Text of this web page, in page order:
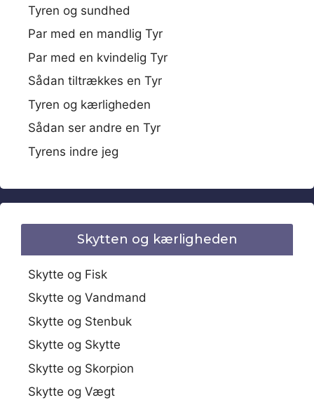
Tyren og sundhed
Par med en mandlig Tyr
Par med en kvindelig Tyr
Sådan tiltrækkes en Tyr
Tyren og kærligheden
Sådan ser andre en Tyr
Tyrens indre jeg
Skytten og kærligheden
Skytte og Fisk
Skytte og Vandmand
Skytte og Stenbuk
Skytte og Skytte
Skytte og Skorpion
Skytte og Vægt